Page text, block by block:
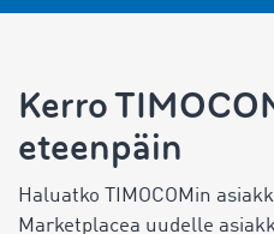
Kerro
eteenpäin
Haluatko TIMOCOMin
Marketplacea uudelle